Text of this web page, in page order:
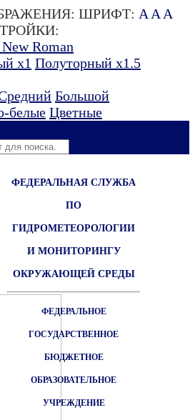
ШРИФТ: A A A
Roman
х1 Полуторный х1.5
Большой
белые Цветные
ФЕДЕРАЛЬНАЯ СЛУЖБА
ПО
ГИДРОМЕТЕОРОЛОГИИ
И МОНИТОРИНГУ
ОКРУЖАЮЩЕЙ СРЕДЫ
ФЕДЕРАЛЬНОЕ
ГОСУДАРСТВЕННОЕ
БЮДЖЕТНОЕ
ОБРАЗОВАТЕЛЬНОЕ
УЧРЕЖДЕНИЕ